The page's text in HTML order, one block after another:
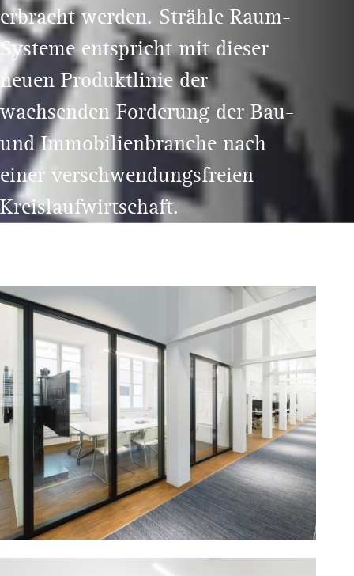
erbracht werden. Strähle Raum-
Systeme entspricht mit dieser
neuen Produktlinie der
wachsenden Forderung der Bau-
und Immobilienbranche nach
einer verschwendungsfreien
Kreislaufwirtschaft.